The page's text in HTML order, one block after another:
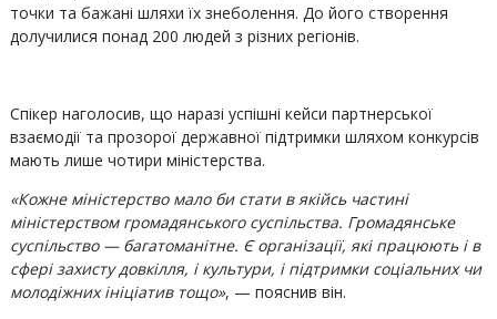
точки та бажані шляхи їх знеболення. До його створення
долучилися понад 200 людей з різних регіонів.
Спікер наголосив, що наразі успішні кейси партнерської
взаємодії та прозорої державної підтримки шляхом конкурсів
мають лише чотири міністерства.
«Кожне міністерство мало би стати в якійсь частині
міністерством громадянського суспільства. Громадянське
суспільство — багатоманітне. Є організації, які працюють і в
сфері захисту довкілля, і культури, і підтримки соціальних чи
молодіжних ініціатив тощо», — пояснив він.